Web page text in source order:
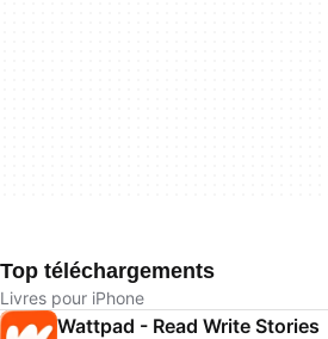
Top téléchargements
Livres pour iPhone
Wattpad - Read Write Stories